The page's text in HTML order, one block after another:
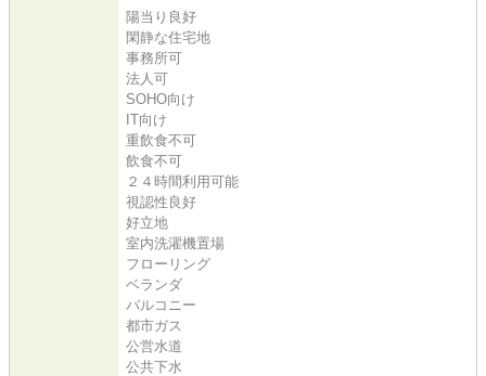
陽当り良好
閑静な住宅地
事務所可
法人可
SOHO向け
IT向け
重飲食不可
飲食不可
２４時間利用可能
視認性良好
好立地
室内洗濯機置場
フローリング
ベランダ
バルコニー
都市ガス
公営水道
公共下水